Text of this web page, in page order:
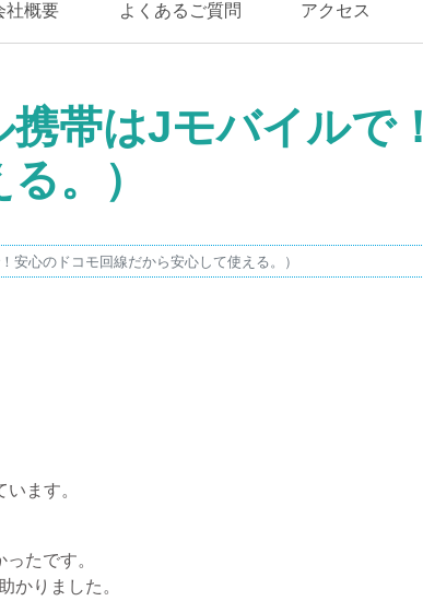
社概要 よくあるご質問 アクセス
帯はJモバイルで
。）
安心のドコモ回線だから安心して使える。）
ます。
たです。
かりました。